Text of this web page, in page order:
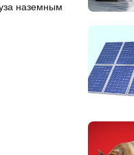
наземным